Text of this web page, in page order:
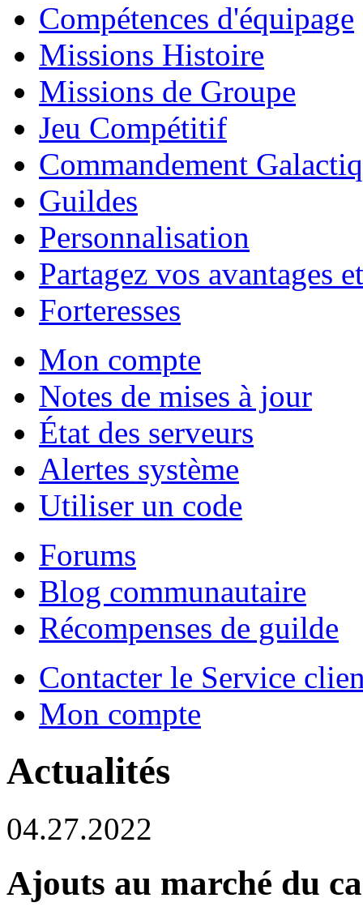
Compétences d'équipage
Missions Histoire
Missions de Groupe
Jeu Compétitif
Commandement
Guildes
Personnalisation
Partagez vos avantages
Forteresses
Mon compte
Notes de mises à jour
État des serveurs
Alertes système
Utiliser un code
Forums
Blog communautaire
Récompenses de guilde
Contacter le Service
Mon compte
Actualités
04.27.2022
Ajouts au marché du